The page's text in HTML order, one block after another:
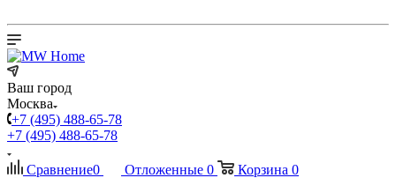
Ваш город
Москва
+7 (495) 488-65-78
+7 (495) 488-65-78
Сравнение0 Отложенные 0 Корзина 0